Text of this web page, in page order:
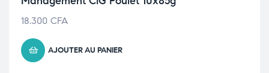
18.300 CFA
AJOUTER AU PANIER